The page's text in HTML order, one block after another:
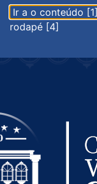
Ir a o conteúdo [1]
rodapé [4]